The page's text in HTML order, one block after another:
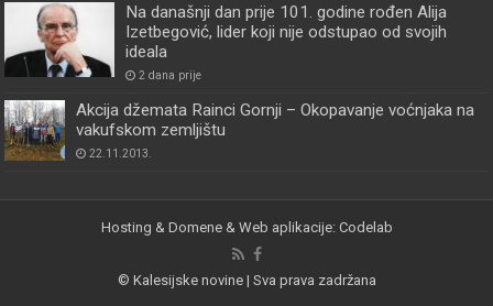
Na današnji dan prije 101. godine rođen Alija
Izetbegović, lider koji nije odstupao od svojih
ideala
2 dana prije
Akcija džemata Rainci Gornji – Okopavanje voćnjaka na
vakufskom zemljištu
22.11.2013.
Hosting & Domene & Web aplikacije: Codelab
© Kalesijske novine | Sva prava zadržana